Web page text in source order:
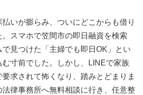
いが膨らみ、ついにどこからも借り
スマホで笠間市の即日融資を検索
で見つけた「主婦でも即日OK」とい
む寸前でした。しかし、LINEで家族
求されて怖くなり、踏みとどまりま
法律事務所へ無料相談に行き、任意整